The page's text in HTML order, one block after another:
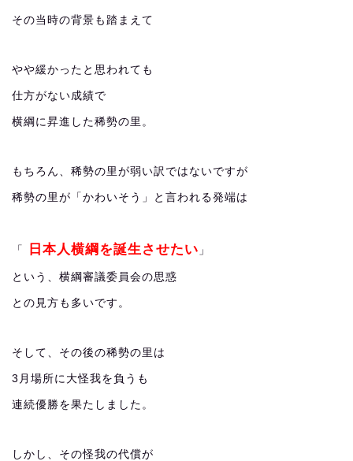
その当時の背景も踏まえて
やや緩かったと思われても
仕方がない成績で
横綱に昇進した稀勢の里。
もちろん、稀勢の里が弱い訳ではないですが
稀勢の里が「かわいそう」と言われる発端は
「 日本人横綱を誕生させたい 」
という、横綱審議委員会の思惑
との見方も多いです。
そして、その後の稀勢の里は
3月場所に大怪我を負うも
連続優勝を果たしました。
しかし、その怪我の代償が